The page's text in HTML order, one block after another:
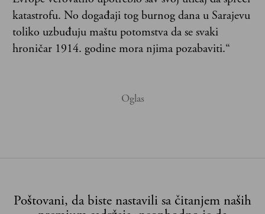
katastrofu. No događaji tog burnog dana u Sarajevu
toliko uzbuđuju maštu potomstva da se svaki
hroničar 1914. godine mora njima pozabaviti.“
Poštovani, da biste nastavili sa čitanjem naših